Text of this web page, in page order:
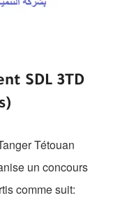
SDL 3TD
Tétouan
un concours
comme suit: